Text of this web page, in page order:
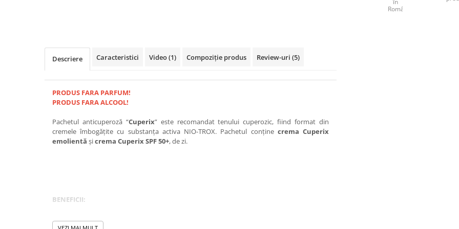
în
România
Descriere Caracteristici Video(1) Compoziție produs Review-uri (5)
PRODUS FARA PARFUM!
PRODUS FARA ALCOOL!
Pachetul anticuperoză “Cuperix” este recomandat tenului cuperozic, fiind format din
cremele îmbogățite cu substanța activa NIO-TROX. Pachetul conține crema Cuperix
emolientă șicrema Cuperix SPF 50+, de zi.
BENEFICII:
Crema Cuperix emolientă